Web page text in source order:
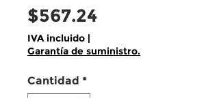
$567.24Precio
IVA incluido |
Garantía de suministro.
Cantidad *